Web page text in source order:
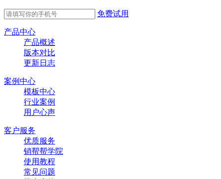
免费试用
产品中心
产品概述
版本对比
更新日志
案例中心
模板中心
行业案例
用户心声
客户服务
优质服务
销帮帮学院
使用教程
常见问题